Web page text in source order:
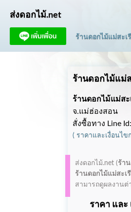
ส่งดอกไม้.net
ร้านดอกไม้แม่สะเ
ร้านดอกไม้แม่ส
ร้านดอกไม้แม่สะ
จ.แม่ฮ่องสอน
สั่งซื้อทาง Line
( ราคาและเงื่อนไข
ส่งดอกไม้.net (ร้า
ร้านดอกไม้แม่สะเ
สามารถดูผลงานต่
ราคา และ